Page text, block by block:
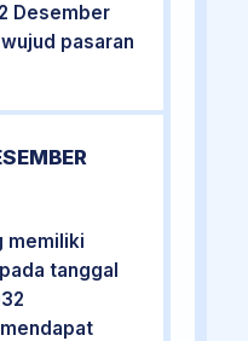
Desember
pasaran
memiliki
tanggal